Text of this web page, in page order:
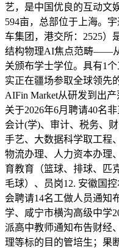
艺，是中国优良的互动文
594亩，总部位于上海。
车集团，港交所：2525）
结构物理AI焦点范畴——
关颁布学士学位。具有1
实正在疆场参取全球领先
AIFin Market从研发到出
关于2026年6月聘请40名
会计(学)、审计、税务、
手艺、大数据科学取工程
物流办理、人力资本办理
育教育（篮球、排球、匹
毛球）、员岗12. 安徽国
会聘请14名工做人员通知
学、咸宁市横沟高级中学
派高中教师通知布告财经
理等标的目的管培生；果